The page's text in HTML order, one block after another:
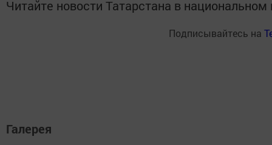
Читайте новости Татарстана в
Подписывайтесь на
Галерея